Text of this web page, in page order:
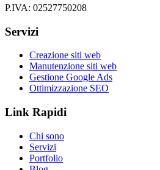
P.IVA: 02527750208
Servizi
Creazione siti web
Manutenzione siti web
Gestione Google Ads
Ottimizzazione SEO
Link Rapidi
Chi sono
Servizi
Portfolio